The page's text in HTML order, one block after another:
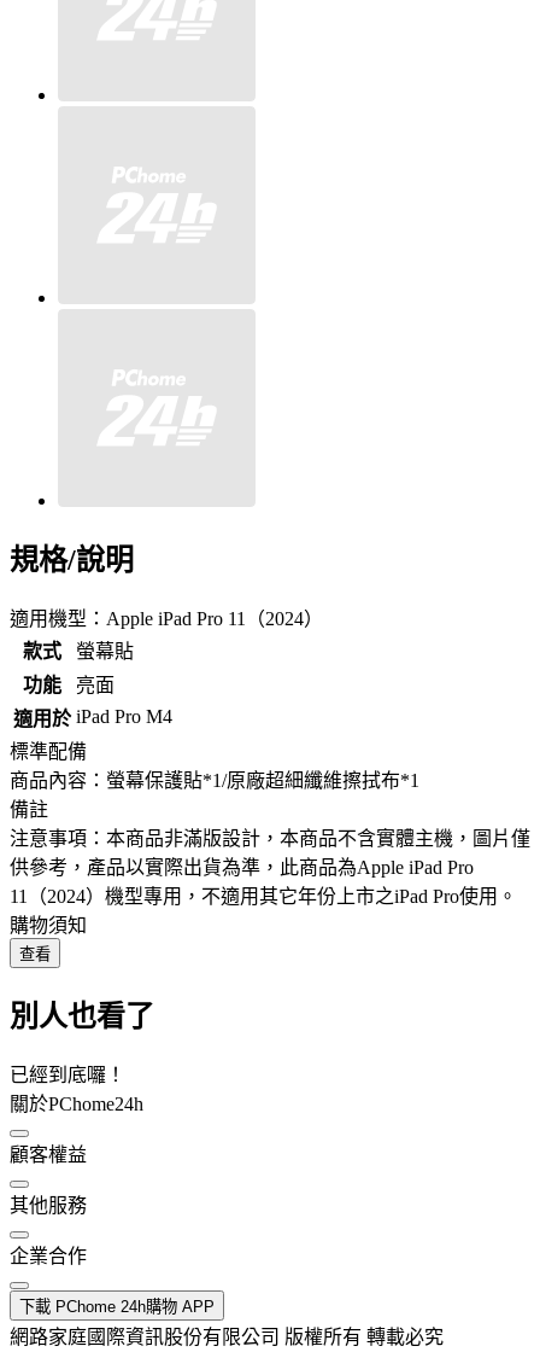
規格/說明
適用機型：Apple iPad Pro 11（2024）
款式
螢幕貼
功能
亮面
適用於 iPad Pro M4
標準配備
商品內容：螢幕保護貼*1/原廠超細纖維擦拭布*1
備註
注意事項：本商品非滿版設計，本商品不含實體主機，圖片僅
供參考，產品以實際出貨為準，此商品為Apple iPad Pro
11（2024）機型專用，不適用其它年份上市之iPad Pro使用。
購物須知
查看
別人也看了
已經到底囉！
關於PChome24h
顧客權益
其他服務
企業合作
下載 PChome 24h購物 APP
網路家庭國際資訊股份有限公司 版權所有 轉載必究